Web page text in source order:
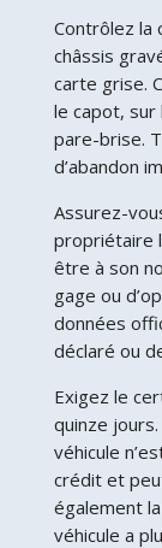
Contrôlez la
châssis
carte grise.
le capot,
pare-brise.
d’abandon
Assurez-
propriétaire
être à son
gage ou
données
déclaré ou
Exigez le
quinze
véhicule
crédit et
également
véhicule a